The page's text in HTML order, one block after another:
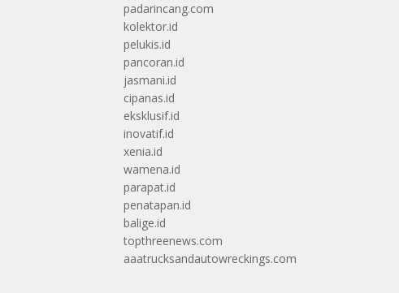
padarincang.com
kolektor.id
pelukis.id
pancoran.id
jasmani.id
cipanas.id
eksklusif.id
inovatif.id
xenia.id
wamena.id
parapat.id
penatapan.id
balige.id
topthreenews.com
aaatrucksandautowreckings.com